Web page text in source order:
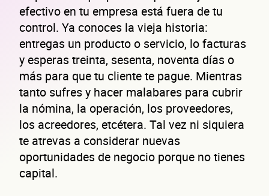
efectivo en tu empresa está fuera de tu
control. Ya conoces la vieja historia:
entregas un producto o servicio, lo facturas
y esperas treinta, sesenta, noventa días o
más para que tu cliente te pague. Mientras
tanto sufres y hacer malabares para cubrir
la nómina, la operación, los proveedores,
los acreedores, etcétera. Tal vez ni siquiera
te atrevas a considerar nuevas
oportunidades de negocio porque no tienes
capital.